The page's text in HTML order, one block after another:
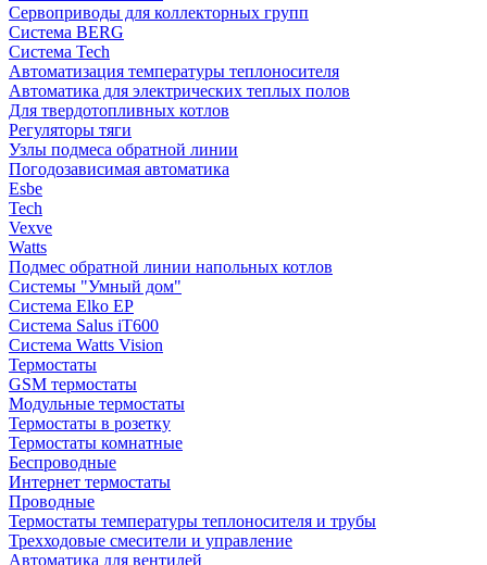
Сервоприводы для коллекторных групп
Система BERG
Система Tech
Автоматизация температуры теплоносителя
Автоматика для электрических теплых полов
Для твердотопливных котлов
Регуляторы тяги
Узлы подмеса обратной линии
Погодозависимая автоматика
Esbe
Tech
Vexve
Watts
Подмес обратной линии напольных котлов
Системы "Умный дом"
Система Elko EP
Система Salus iT600
Система Watts Vision
Термостаты
GSM термостаты
Модульные термостаты
Термостаты в розетку
Термостаты комнатные
Беспроводные
Интернет термостаты
Проводные
Термостаты температуры теплоносителя и трубы
Трехходовые смесители и управление
Автоматика для вентилей